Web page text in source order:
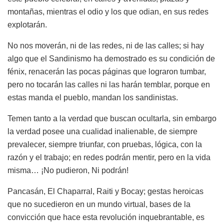
montañas, mientras el odio y los que odian, en sus redes
explotarán.
No nos moverán, ni de las redes, ni de las calles; si hay
algo que el Sandinismo ha demostrado es su condición de
fénix, renacerán las pocas páginas que lograron tumbar,
pero no tocarán las calles ni las harán temblar, porque en
estas manda el pueblo, mandan los sandinistas.
Temen tanto a la verdad que buscan ocultarla, sin embargo
la verdad posee una cualidad inalienable, de siempre
prevalecer, siempre triunfar, con pruebas, lógica, con la
razón y el trabajo; en redes podrán mentir, pero en la vida
misma… ¡No pudieron, Ni podrán!
Pancasán, El Chaparral, Raiti y Bocay; gestas heroicas
que no sucedieron en un mundo virtual, bases de la
convicción que hace esta revolución inquebrantable, es